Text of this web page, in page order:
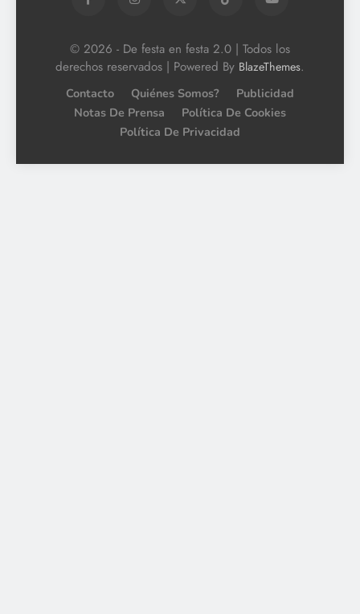
© 2026 - De festa en festa 2.0 | Todos los
derechos reservados | Powered By BlazeThemes.
Contacto Quiénes Somos?
Publicidad
Notas De Prensa
Política De Cookies
Política De Privacidad